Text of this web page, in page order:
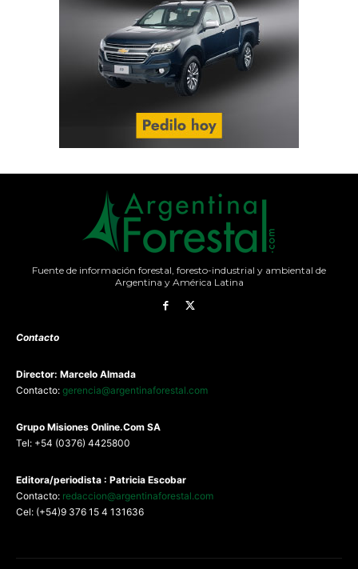
Fuente de información forestal, foresto-industrial y ambiental de
Argentina y América Latina
Contacto
Director: Marcelo Almada
Contacto: gerencia@argentinaforestal.com
Grupo Misiones Online.Com SA
Tel: +54 (0376) 4425800
Editora/periodista : Patricia Escobar
Contacto: redaccion@argentinaforestal.com
Cel: (+54)9 376 15 4 131636